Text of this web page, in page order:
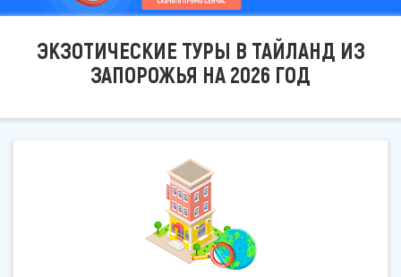
ЭКЗОТИЧЕСКИЕ ТУРЫ В ТАЙЛАНД ИЗ
ЗАПОРОЖЬЯ НА 2026 ГОД